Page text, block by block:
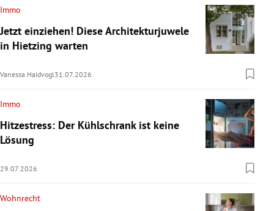
Immo
Jetzt einziehen! Diese Architekturjuwele
in Hietzing warten
Vanessa Haidvogl 31.07.2026
Immo
Hitzestress: Der Kühlschrank ist keine
Lösung
29.07.2026
Wohnrecht